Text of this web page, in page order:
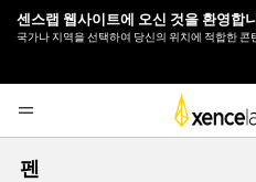
센스랩 웹사이트에 오신 것을 환영합
국가나 지역을 선택하여 당신의 위치에 적합한 콘
펜